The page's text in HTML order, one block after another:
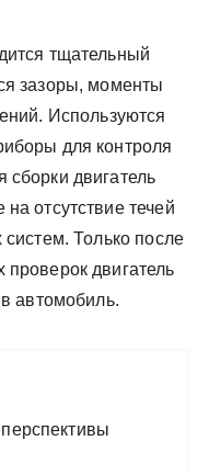
тщательный
зазоры, моменты
Используются
для контроля
двигатель
отсутствие течей
Только после
двигатель
автомобиль.